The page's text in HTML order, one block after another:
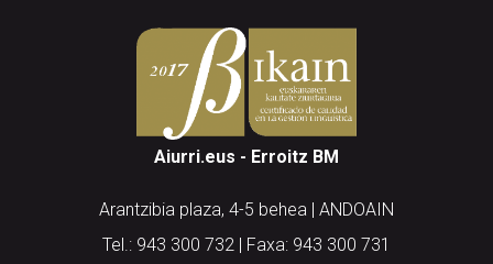
Aiurri.eus - Erroitz BM
Arantzibia plaza, 4-5 behea | ANDOAIN
Tel.: 943 300 732 | Faxa: 943 300 731